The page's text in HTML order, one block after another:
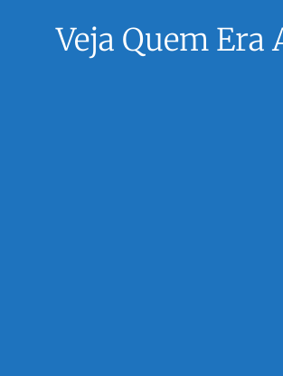
Veja Quem Era